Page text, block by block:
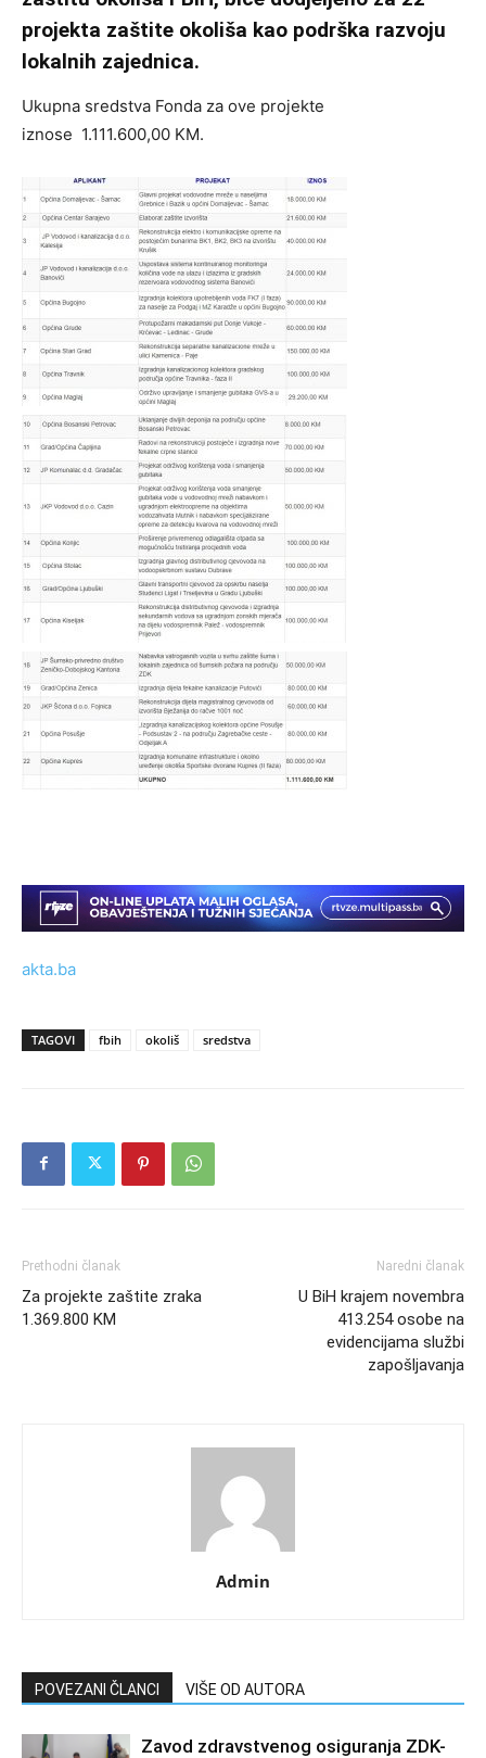
projekta zaštite okoliša kao podrška razvoju
lokalnih zajednica.
Ukupna sredstva Fonda za ove projekte
iznose 1.111.600,00 KM.
akta.ba
TAGOVI fbih okoliš sredstva
Prethodni članak
Za projekte zaštite zraka
1.369.800 KM
Naredni članak
U BiH krajem novembra
413.254 osobe na
evidencijama službi
zapošljavanja
Admin
POVEZANI ČLANCI VIŠE OD AUTORA
Zavod zdravstvenog osiguranja ZDK-